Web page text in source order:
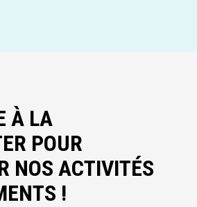
À LA
POUR
NOS ACTIVITÉS
!